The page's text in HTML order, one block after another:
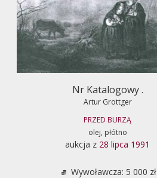
Nr Katalogowy .
Artur Grottger
PRZED BURZĄ
olej, płótno
aukcja z 28 lipca 1991
Wywoławcza: 5 000 zł